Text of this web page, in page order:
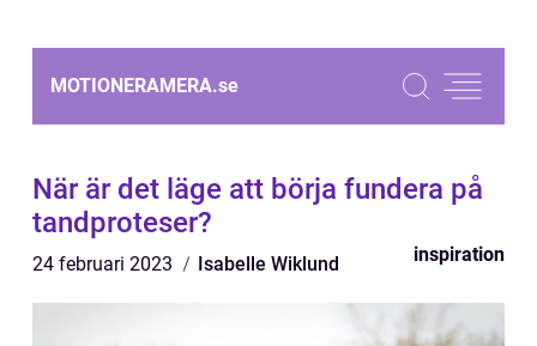
MOTIONERAMERA.se
När är det läge att börja fundera på
tandproteser?
24 februari 2023 Isabelle Wiklund inspiration